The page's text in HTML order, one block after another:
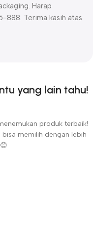
Harap
888. Terima kasih atas
yang lain tahu!
produk terbaik!
memilih dengan lebih